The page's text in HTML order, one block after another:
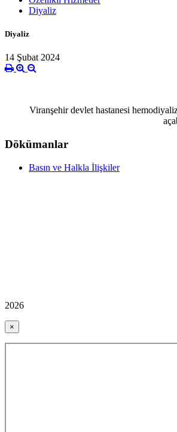
Diyaliz
Diyaliz
14 Şubat 2024
Viranşehir devlet hastanesi
Dökümanlar
Basın ve Halkla İlişkiler
2026
×